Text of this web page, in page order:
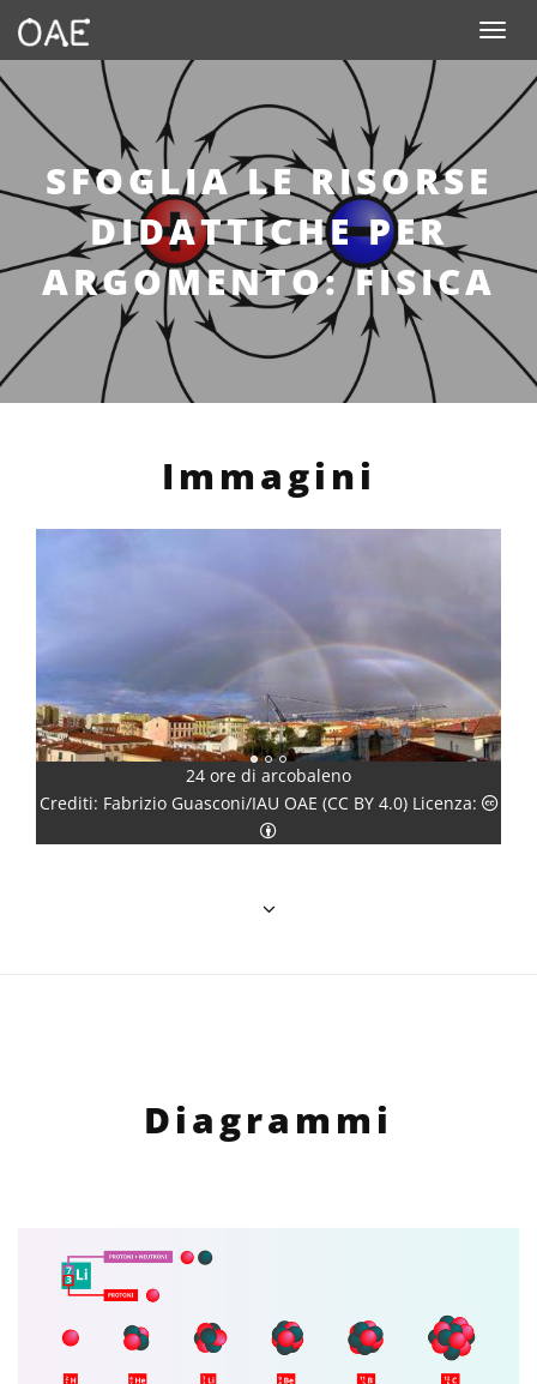
Toggle
SFOGLIA LE RISORSE
DIDATTICHE PER
ARGOMENTO: FISICA
Immagini
Creative Commons Attribuzione - Condividi allo stesso modo 3.0
24 ore di arcobaleno
Crediti: Fabrizio Guasconi/IAU OAE (CC BY 4.0) Licenza:
Creative Commons Attribuzione
Diagrammi